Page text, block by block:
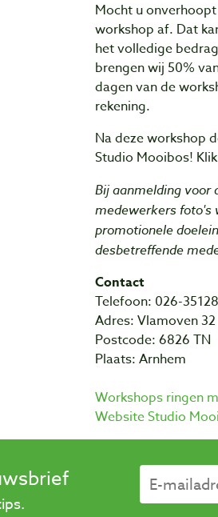
Mocht u
workshop af. Dat
het volledige
brengen wij 50%
dagen van de
rekening.
Na deze workshop
Studio Mooibos! Klik
Bij aanmelding voor
medewerkers foto's
promotionele
desbetreffende
Contact
Telefoon: 026-
Adres: Vlamoven 32
Postcode: 6826 TN
Plaats: Arnhem
Workshops ringen
Website Studio